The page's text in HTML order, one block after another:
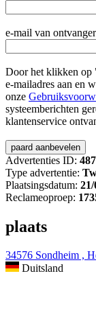
e-mail van
Door het klikken op
e-mailadres aan en
onze
systeemberichten
klantenservice
Advertenties ID:
Type advertentie:
Plaatsingsdatum: 21/
Reclameoproep:
plaats
34576 Sondheim ,
Duitsland